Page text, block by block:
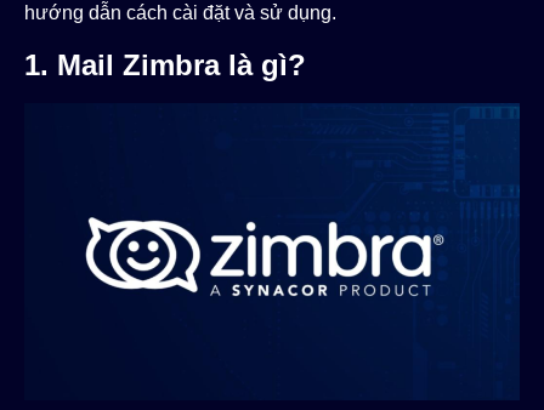
hướng dẫn cách cài đặt và sử dụng.
1. Mail Zimbra là gì?